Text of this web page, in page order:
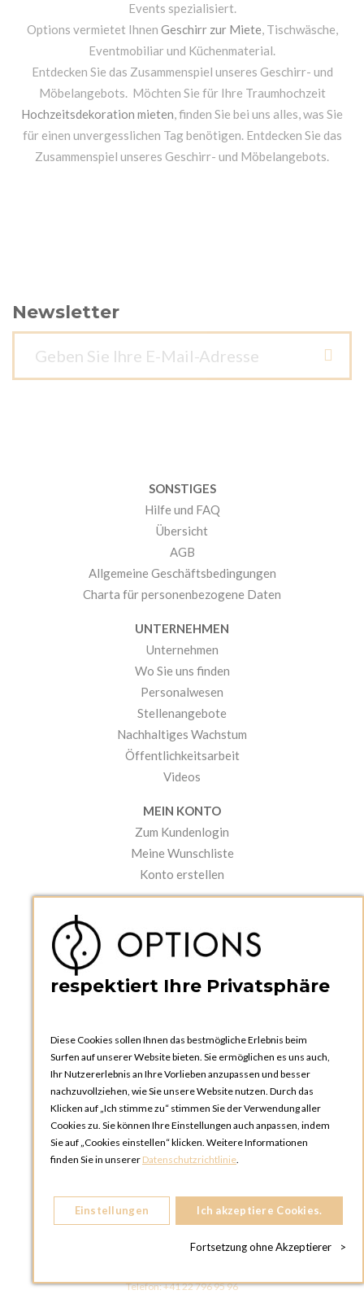
Events spezialisiert.
Options vermietet Ihnen Geschirr zur Miete, Tischwäsche,
Eventmobiliar und Küchenmaterial.
Entdecken Sie das Zusammenspiel unseres Geschirr- und
Möbelangebots. Möchten Sie für Ihre Traumhochzeit
Hochzeitsdekoration mieten, finden Sie bei uns alles, was Sie
für einen unvergesslichen Tag benötigen. Entdecken Sie das
Zusammenspiel unseres Geschirr- und Möbelangebots.
Newsletter
SONSTIGES
Hilfe und FAQ
Übersicht
AGB
Allgemeine Geschäftsbedingungen
Charta für personenbezogene Daten
UNTERNEHMEN
Unternehmen
Wo Sie uns finden
Personalwesen
Stellenangebote
Nachhaltiges Wachstum
Öffentlichkeitsarbeit
Videos
MEIN KONTO
Zum Kundenlogin
Meine Wunschliste
Konto erstellen
Kataloge und Bestellschein
Bedienungsanleitungen
OPTIONS ZÜRICH
Steinackerstrasse 55,
8302 Kloten
SCHWEIZ
OPTIONS GENF
1219 Le Lignon
Telefon:+41 22 796 95 96
respektiert Ihre Privatsphäre
Diese Cookies sollen Ihnen das bestmögliche Erlebnis beim
Surfen auf unserer Website bieten. Sie ermöglichen es uns auch,
Ihr Nutzererlebnis an Ihre Vorlieben anzupassen und besser
nachzuvollziehen, wie Sie unsere Website nutzen. Durch das
Klicken auf „Ich stimme zu“ stimmen Sie der Verwendung aller
Cookies zu. Sie können Ihre Einstellungen auch anpassen, indem
Sie auf „Cookies einstellen“ klicken. Weitere Informationen
finden Sie in unserer Datenschutzrichtlinie.
Einstellungen Ich akzeptiere Cookies.
Fortsetzung ohne Akzeptierer >